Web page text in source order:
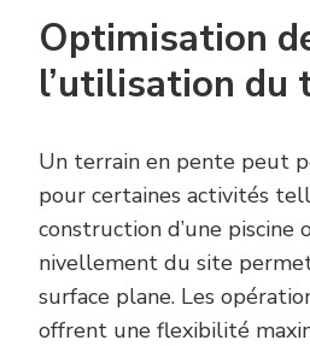
Optimisation
l’utilisation du
Un terrain en pente peut
pour certaines activités
construction d’une piscine
nivellement du site
surface plane. Les
offrent une flexibilité